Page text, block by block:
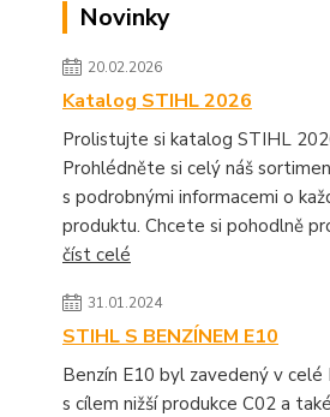
Novinky
20.02.2026
Katalog STIHL 2026
Prolistujte si katalog STIHL
Prohlédněte si celý náš
s podrobnými informacemi o
produktu. Chcete si pohodlně
číst celé
31.01.2024
STIHL S BENZÍNEM E10
Benzín E10 byl zavedený v celé
s cílem nižší produkce C02 a také